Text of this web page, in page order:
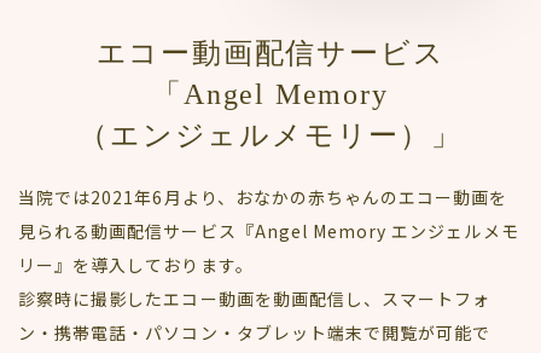
エコー動画配信サービス
「Angel Memory
（エンジェルメモリー）」
当院では2021年6月より、おなかの赤ちゃんのエコー動画を
見られる動画配信サービス『Angel Memory エンジェルメモ
リー』を導入しております。
診察時に撮影したエコー動画を動画配信し、スマートフォ
ン・携帯電話・パソコン・タブレット端末で閲覧が可能で